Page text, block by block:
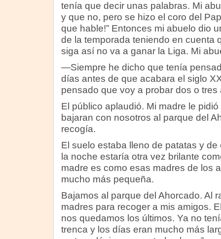
tenía que decir unas palabras. Mi
y que no, pero se hizo el coro del
que hable!” Entonces mi abuelo dio
de la temporada teniendo en cuenta
siga así no va a ganar la Liga. Mi
—Siempre he dicho que tenía
días antes de que acabara el siglo
pensado que voy a probar dos o tres
El público aplaudió. Mi madre le
bajaran con nosotros al parque del
recogía.
El suelo estaba lleno de patatas y
la noche estaría otra vez brilante
madre es como esas madres de los
mucho más pequeña.
Bajamos al parque del Ahorcado. Al
madres para recoger a mis amigos.
nos quedamos los últimos. Ya no
trenca y los días eran mucho más